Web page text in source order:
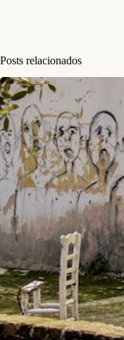
Posts relacionados